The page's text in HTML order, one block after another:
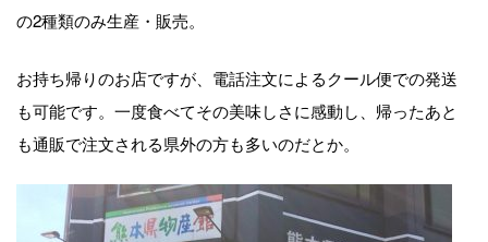
の2種類のみ生産・販売。
お持ち帰りのお店ですが、電話注文によるクール便での発送
も可能です。一度食べてその美味しさに感動し、帰ったあと
も通販で注文される県外の方も多いのだとか。